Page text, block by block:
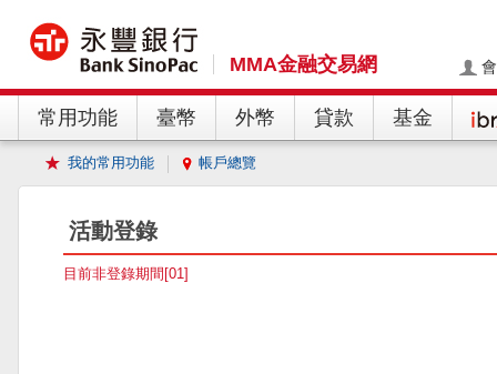
MMA金融交易網
常用功能 臺幣 外幣 貸款 基金
我的常用功能 帳戶總覽
活動登錄
目前非登錄期間[01]